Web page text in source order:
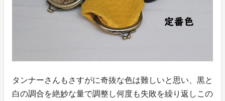
タンナーさんもさすがに奇抜な色は難しいと思い、黒と
白の調合を絶妙な量で調整し何度も失敗を繰り返しこの